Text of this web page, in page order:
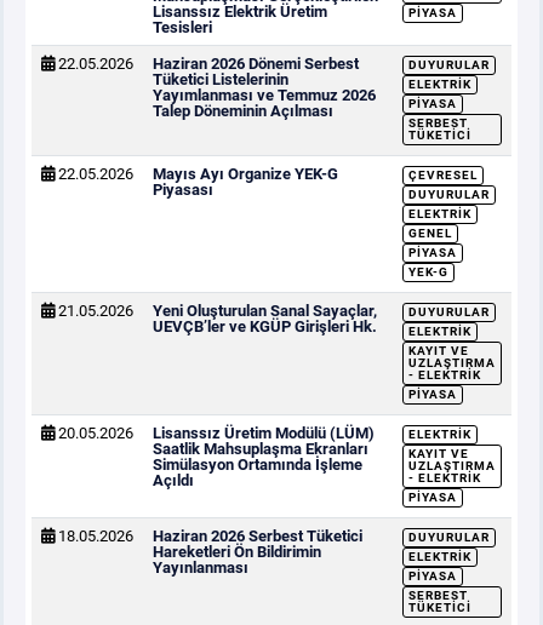
Lisanssız Elektrik Üretim
Tesisleri
PIYASA
22.05.2026
Haziran 2026 Dönemi Serbest
Tüketici Listelerinin
Yayımlanması ve Temmuz 2026
Talep Döneminin Açılması
DUYURULAR
ELEKTRIK
PIYASA
SERBEST
TÜKETICI
22.05.2026
Mayıs Ayı Organize YEK-G
Piyasası
ÇEVRESEL
DUYURULAR
ELEKTRIK
GENEL
PIYASA
YEK-G
21.05.2026
Yeni Oluşturulan Sanal Sayaçlar,
UEVÇB’ler ve KGÜP Girişleri Hk.
DUYURULAR
ELEKTRIK
KAYIT VE
UZLAŞTIRMA
- ELEKTRIK
PIYASA
20.05.2026
Lisanssız Üretim Modülü (LÜM)
Saatlik Mahsuplaşma Ekranları
Simülasyon Ortamında İşleme
Açıldı
ELEKTRIK
KAYIT VE
UZLAŞTIRMA
- ELEKTRIK
PIYASA
18.05.2026
Haziran 2026 Serbest Tüketici
Hareketleri Ön Bildirimin
Yayınlanması
DUYURULAR
ELEKTRIK
PIYASA
SERBEST
TÜKETICI